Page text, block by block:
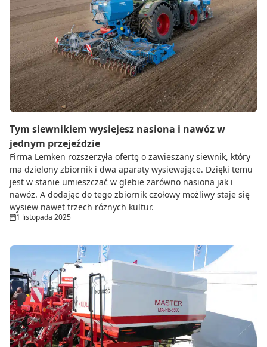
Tym siewnikiem wysiejesz nasiona i nawóz w
jednym przejeździe
Firma Lemken rozszerzyła ofertę o zawieszany siewnik, który
ma dzielony zbiornik i dwa aparaty wysiewające. Dzięki temu
jest w stanie umieszczać w glebie zarówno nasiona jak i
nawóz. A dodając do tego zbiornik czołowy możliwy staje się
wysiew nawet trzech różnych kultur.
1 listopada 2025